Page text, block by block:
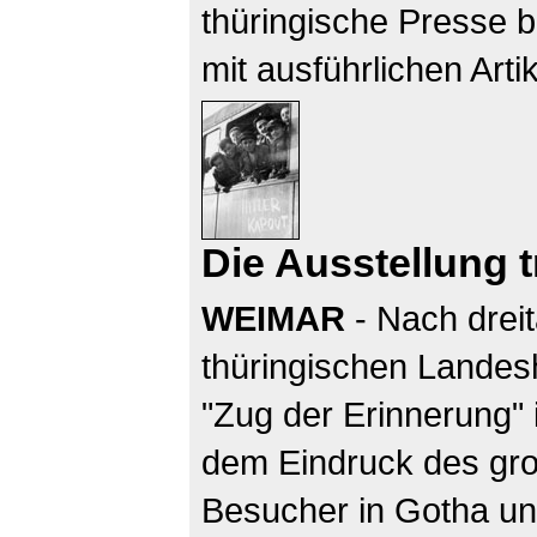
thüringische Presse
mit ausführlichen
Die Ausstellung
WEIMAR - Nach
thüringischen
"Zug der
dem Eindruck des
Besucher in Gotha